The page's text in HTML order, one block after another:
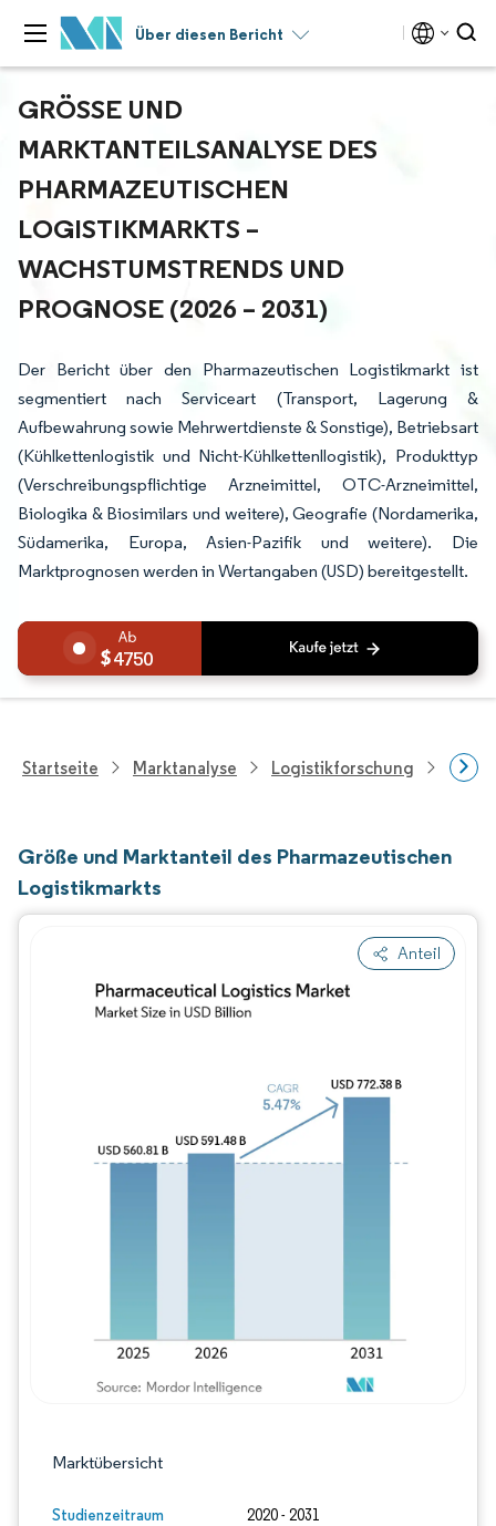
Über diesen Bericht
GRÖSSE UND M
ARKTANTEILSANALYSE DES P
HARMAZEUTISCHEN L
OGISTIKMARKTS – W
ACHSTUMSTRENDS UND P
ROGNOSE (2026 – 2031)
Der Bericht über den Pharmazeutischen Logistikmarkt ist
segmentiert nach Serviceart (Transport, Lagerung &
Aufbewahrung sowie Mehrwertdienste & Sonstige), Betriebsart
(Kühlkettenlogistik und Nicht-Kühlkettenllogistik), Produkttyp
(Verschreibungspflichtige Arzneimittel, OTC-Arzneimittel,
Biologika & Biosimilars und weitere), Geografie (Nordamerika,
Südamerika, Europa, Asien-Pazifik und weitere). Die
Marktprognosen werden in Wertangaben (USD) bereitgestellt.
4750
Startseite Marktanalyse Logistikforschung
Größe und Marktanteil des Pharmazeutischen
Logistikmarkts
Anteil
Marktübersicht
Studienzeitraum 2020 - 2031